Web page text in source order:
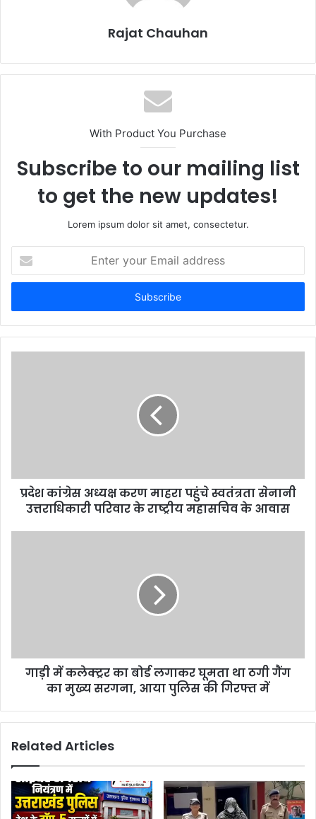
Rajat Chauhan
With Product You Purchase
Subscribe to our mailing list
to get the new updates!
Lorem ipsum dolor sit amet, consectetur.
your
Email
प्रदेश कांग्रेस अध्यक्ष करण माहरा पहुंचे स्वतंत्रता सेनानी
उत्तराधिकारी परिवार के राष्ट्रीय महासचिव के आवास
गाड़ी में कलेक्ट्रर का बोर्ड लगाकर घूमता था ठगी गैंग
का मुख्य सरगना, आया पुलिस की गिरफ्त में
Related Articles